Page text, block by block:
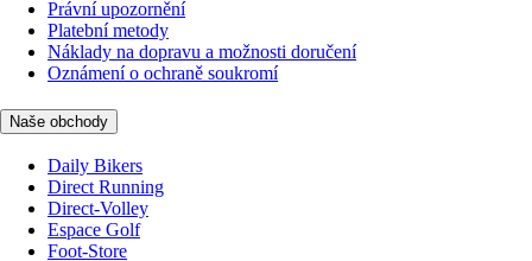
Právní upozornění
Platební metody
Náklady na dopravu a možnosti doručení
Oznámení o ochraně soukromí
Naše obchody
Daily Bikers
Direct Running
Direct-Volley
Espace Golf
Foot-Store